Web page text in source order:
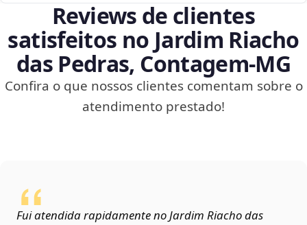
Reviews de clientes
satisfeitos no Jardim Riacho
das Pedras, Contagem‑MG
Confira o que nossos clientes comentam sobre o
atendimento prestado!
Fui atendida rapidamente no Jardim Riacho das